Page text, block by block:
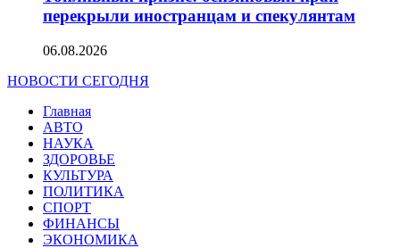
перекрыли иностранцам и спекулянтам
06.08.2026
НОВОСТИ СЕГОДНЯ
Главная
АВТО
НАУКА
ЗДОРОВЬЕ
КУЛЬТУРА
ПОЛИТИКА
СПОРТ
ФИНАНСЫ
ЭКОНОМИКА